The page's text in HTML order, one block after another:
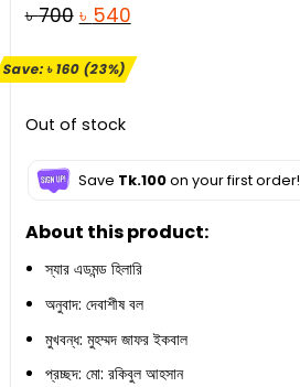
৳700 Original
was:
৳ 540Current
is:
Save:৳160(23%)
Out of stock
Save Tk.100on your first order!
About this product:
স্যার এডমন্ড হিলারি
অনুবাদ: দেবাশীষ বল
মুখবন্ধ: মুহম্মদ জাফর ইকবাল
প্রচ্ছদ: মো: রকিবুল আহসান